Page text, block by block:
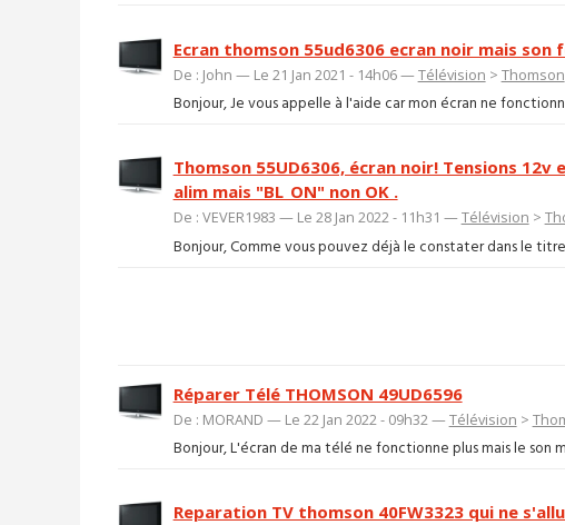
Ecran thomson 55ud6306 ecran noir mais son
De : John — Le 21 Jan 2021 - 14h06 —Télévision > Thomson
Bonjour, Je vous appelle à l'aide car mon écran ne
Thomson 55UD6306, écran noir! Tensions 12v
alim mais "BL_ON" non OK .
De : VEVER1983 — Le 28 Jan 2022 - 11h31 —Télévision >
Bonjour, Comme vous pouvez déjà le constater dans le
Réparer Télé THOMSON 49UD6596
De : MORAND — Le 22 Jan 2022 - 09h32 —Télévision >
Bonjour, L'écran de ma télé ne fonctionne plus mais le son
Reparation TV thomson 40FW3323 qui ne